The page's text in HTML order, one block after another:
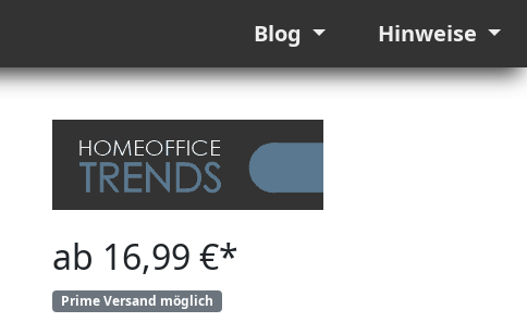
Blog Hinweise
ab 16,99 €*
Prime Versand möglich